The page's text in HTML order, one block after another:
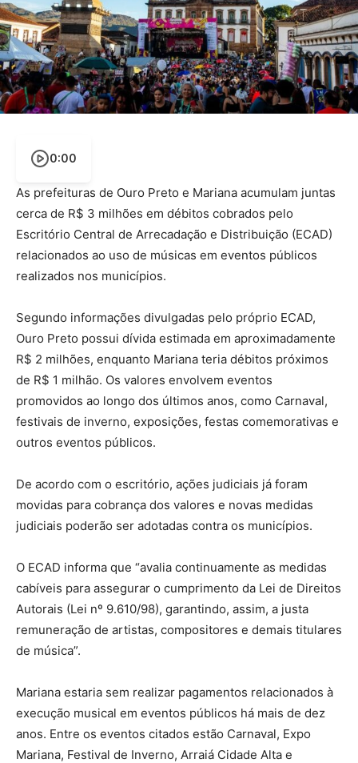
0:00
As prefeituras de Ouro Preto e Mariana acumulam juntas
cerca de R$ 3 milhões em débitos cobrados pelo
Escritório Central de Arrecadação e Distribuição (ECAD)
relacionados ao uso de músicas em eventos públicos
realizados nos municípios.
Segundo informações divulgadas pelo próprio ECAD,
Ouro Preto possui dívida estimada em aproximadamente
R$ 2 milhões, enquanto Mariana teria débitos próximos
de R$ 1 milhão. Os valores envolvem eventos
promovidos ao longo dos últimos anos, como Carnaval,
festivais de inverno, exposições, festas comemorativas e
outros eventos públicos.
De acordo com o escritório, ações judiciais já foram
movidas para cobrança dos valores e novas medidas
judiciais poderão ser adotadas contra os municípios.
O ECAD informa que “avalia continuamente as medidas
cabíveis para assegurar o cumprimento da Lei de Direitos
Autorais (Lei nº 9.610/98), garantindo, assim, a justa
remuneração de artistas, compositores e demais titulares
de música”.
Mariana estaria sem realizar pagamentos relacionados à
execução musical em eventos públicos há mais de dez
anos. Entre os eventos citados estão Carnaval, Expo
Mariana, Festival de Inverno, Arraiá Cidade Alta e